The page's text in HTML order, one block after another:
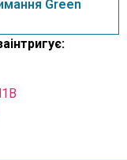
Green